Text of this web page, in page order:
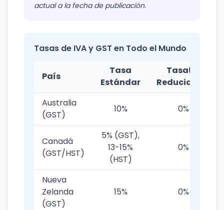
actual a la fecha de publicación.
Tasas de IVA y GST en Todo el Mundo
País
Tasa
Estándar
Tasa(s)
Reducida(s)
Australia
(GST)
10% 0%
Canadá
(GST/HST)
5% (GST),
13-15%
(HST)
0%
Nueva
Zelanda
(GST)
15% 0%